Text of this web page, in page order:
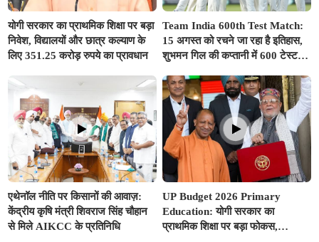
योगी सरकार का प्राथमिक शिक्षा पर बड़ा
निवेश, विद्यालयों और छात्र कल्याण के
लिए 351.25 करोड़ रुपये का प्रावधान
Team India 600th Test Match:
15 अगस्त को रचने जा रहा है इतिहास,
शुभमन गिल की कप्तानी में 600 टेस्ट
भारत
एथेनॉल नीति पर किसानों की आवाज़:
केंद्रीय कृषि मंत्री शिवराज सिंह चौहान
से मिले AIKCC के प्रतिनिधि
UP Budget 2026 Primary
Education: योगी सरकार का
प्राथमिक शिक्षा पर बड़ा फोकस,